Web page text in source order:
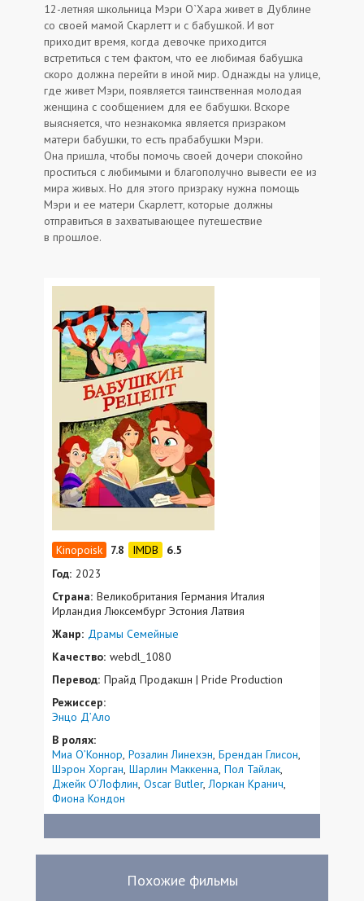
12-летняя школьница Мэри О`Хара живет в Дублине
со своей мамой Скарлетт и с бабушкой. И вот
приходит время, когда девочке приходится
встретиться с тем фактом, что ее любимая бабушка
скоро должна перейти в иной мир. Однажды на улице,
где живет Мэри, появляется таинственная молодая
женщина с сообщением для ее бабушки. Вскоре
выясняется, что незнакомка является призраком
матери бабушки, то есть прабабушки Мэри.
Она пришла, чтобы помочь своей дочери спокойно
проститься с любимыми и благополучно вывести ее из
мира живых. Но для этого призраку нужна помощь
Мэри и ее матери Скарлетт, которые должны
отправиться в захватывающее путешествие
в прошлое.
7.8
6.5
Год: 2023
Страна: Великобритания Германия Италия
Ирландия Люксембург Эстония Латвия
Жанр: Драмы Семейные
Качество: webdl_1080
Перевод: Прайд Продакшн | Pride Production
Режиссер:
Энцо Д’Ало
В ролях:
Миа О’Коннор Розалин Линехэн Брендан Глисон
Шэрон Хорган Шарлин Маккенна Пол Тайлак
Джейк О’Лофлин Oscar Butler Лоркан Кранич
Фиона Кондон
Похожие фильмы